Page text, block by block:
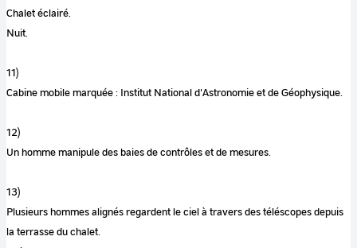
Chalet éclairé.
Nuit.
11)
Cabine mobile marquée : Institut National d'Astronomie et de Géophysique.
12)
Un homme manipule des baies de contrôles et de mesures.
13)
Plusieurs hommes alignés regardent le ciel à travers des téléscopes depuis
la terrasse du chalet.